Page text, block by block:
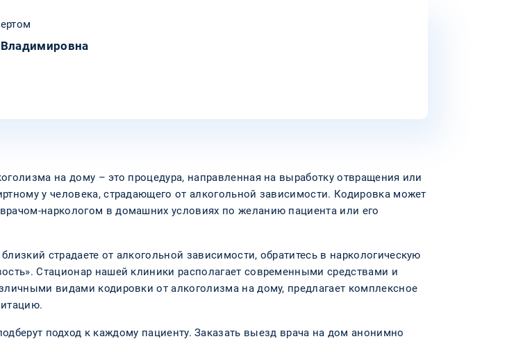
на дому – это процедура, направленная на выработку отвращения или
у человека, страдающего от алкогольной зависимости. Кодировка может
наркологом в домашних условиях по желанию пациента или его
страдаете от алкогольной зависимости, обратитесь в наркологическую
Стационар нашей клиники располагает современными средствами и
видами кодировки от алкоголизма на дому, предлагает комплексное
подход к каждому пациенту. Заказать выезд врача на дом анонимно